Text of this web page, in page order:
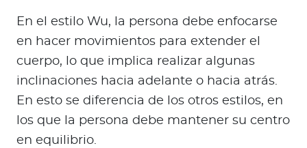
En el estilo Wu, la persona debe enfocarse
en hacer movimientos para extender el
cuerpo, lo que implica realizar algunas
inclinaciones hacia adelante o hacia atrás.
En esto se diferencia de los otros estilos, en
los que la persona debe mantener su centro
en equilibrio.